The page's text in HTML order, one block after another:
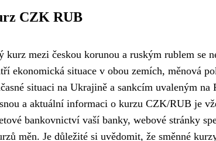
CZK RUB
kurz mezi českou korunou a ruským rublem se
ekonomická situace v obou zemích, měnová
situaci na Ukrajině a sankcím uvaleným
a aktuální informaci o kurzu CZK/RUB je
bankovnictví vaší banky, webové stránky
měn. Je důležité si uvědomit, že směnné